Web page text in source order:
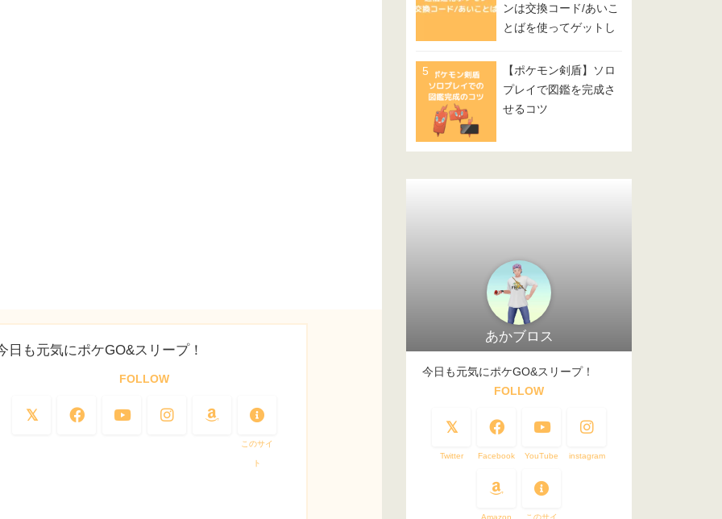
日も元気にポケGO&スリープ！
FOLLOW
このサイ
ト
ンは交換コード/あいこ
とばを使ってゲットし
【ポケモン剣盾】ソロ
プレイで図鑑を完成さ
せるコツ
あかブロス
今日も元気にポケGO&スリープ！
FOLLOW
Twitter Facebook YouTube instagram
Amazon このサイ